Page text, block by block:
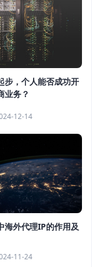
步，个人能否成功开
业务？
12-14
海外代理IP的作用及
11-24